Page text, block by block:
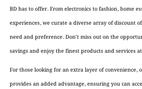
BD has to offer. From electronics to fashion, home
experiences, we curate a diverse array of discount
need and preference. Don’t miss out on the
savings and enjoy the finest products and services
For those looking for an extra layer of convenience,
provides an added advantage, ensuring you can